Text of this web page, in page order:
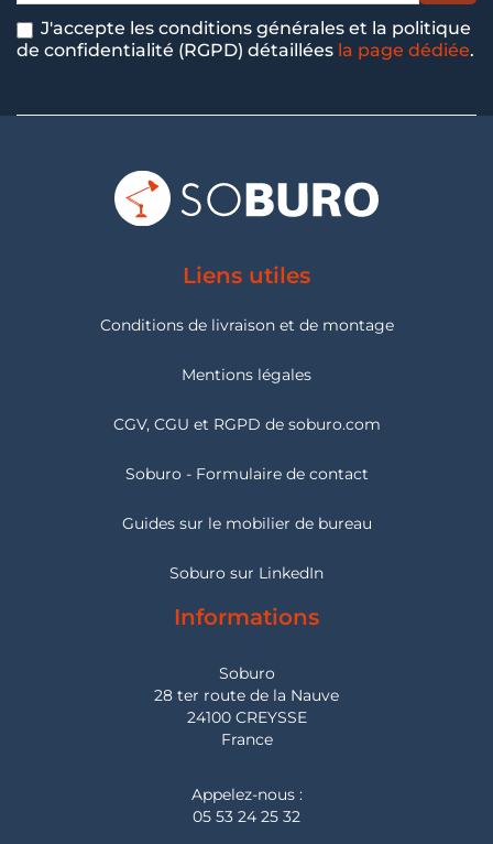
J'accepte les conditions générales et la politique
de confidentialité (RGPD) détaillées la page dédiée.
Liens utiles
Conditions de livraison et de montage
Mentions légales
CGV, CGU et RGPD de soburo.com
Soburo - Formulaire de contact
Guides sur le mobilier de bureau
Soburo sur LinkedIn
Informations
Soburo
28 ter route de la Nauve
24100 CREYSSE
France
Appelez-nous :
05 53 24 25 32